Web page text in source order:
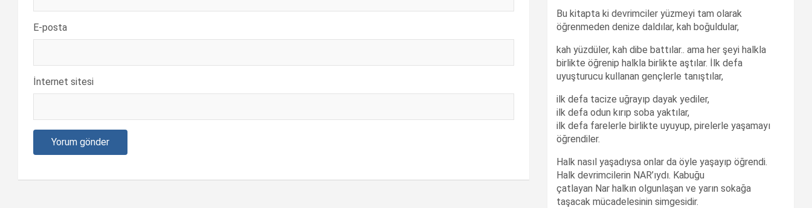
E-posta
İnternet sitesi
Bu kitapta ki devrimciler yüzmeyi tam olarak
öğrenmeden denize daldılar, kah boğuldular,
kah yüzdüler, kah dibe battılar.. ama her şeyi halkla
birlikte öğrenip halkla birlikte aştılar. İlk defa
uyuşturucu kullanan gençlerle tanıştılar,
ilk defa tacize uğrayıp dayak yediler,
ilk defa odun kırıp soba yaktılar,
ilk defa farelerle birlikte uyuyup, pirelerle yaşamayı
öğrendiler.
Halk nasıl yaşadıysa onlar da öyle yaşayıp öğrendi.
Halk devrimcilerin NAR’ıydı. Kabuğu
çatlayan Nar halkın olgunlaşan ve yarın sokağa
taşacak mücadelesinin simgesidir.